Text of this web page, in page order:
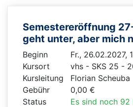
Semestereröffnung
geht unter, aber mich
Beginn
Fr., 26.02.2027,
Kursort
vhs - SKS 25 -
Kursleitung
Florian Scheuba
Gebühr
0,00 €
Status
Es sind noch 92